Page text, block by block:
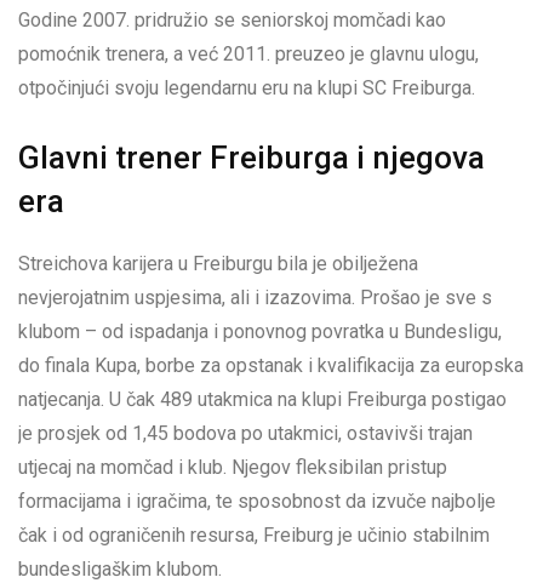
Godine 2007. pridružio se seniorskoj momčadi kao
pomoćnik trenera, a već 2011. preuzeo je glavnu ulogu,
otpočinjući svoju legendarnu eru na klupi SC Freiburga.
Glavni trener Freiburga i njegova
era
Streichova karijera u Freiburgu bila je obilježena
nevjerojatnim uspjesima, ali i izazovima. Prošao je sve s
klubom – od ispadanja i ponovnog povratka u Bundesligu,
do finala Kupa, borbe za opstanak i kvalifikacija za europska
natjecanja. U čak 489 utakmica na klupi Freiburga postigao
je prosjek od 1,45 bodova po utakmici, ostavivši trajan
utjecaj na momčad i klub. Njegov fleksibilan pristup
formacijama i igračima, te sposobnost da izvuče najbolje
čak i od ograničenih resursa, Freiburg je učinio stabilnim
bundesligaškim klubom.